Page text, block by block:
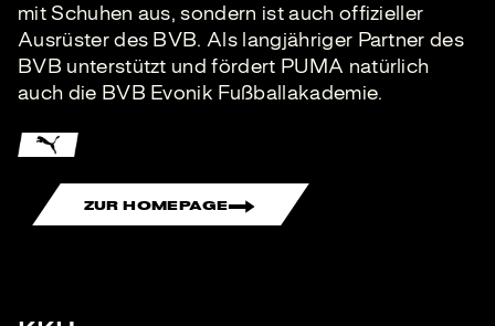
mit Schuhen aus, sondern ist auch offizieller
Ausrüster des BVB. Als langjähriger Partner des
BVB unterstützt und fördert PUMA natürlich
auch die BVB Evonik Fußballakademie.
ZUR HOMEPAGE